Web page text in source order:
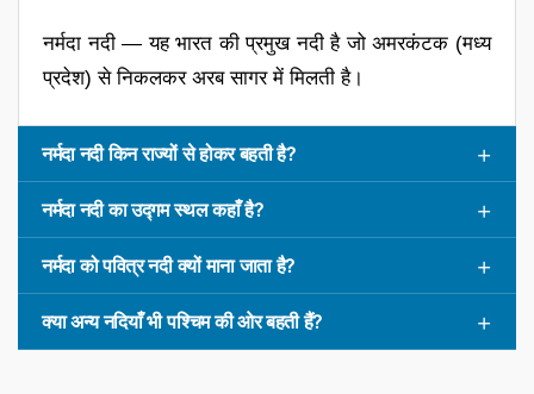
नर्मदा नदी — यह भारत की प्रमुख नदी है जो अमरकंटक (मध्य
प्रदेश) से निकलकर अरब सागर में मिलती है।
नर्मदा नदी किन राज्यों से होकर बहती है?
नर्मदा नदी का उद्गम स्थल कहाँ है?
नर्मदा को पवित्र नदी क्यों माना जाता है?
क्या अन्य नदियाँ भी पश्चिम की ओर बहती हैं?